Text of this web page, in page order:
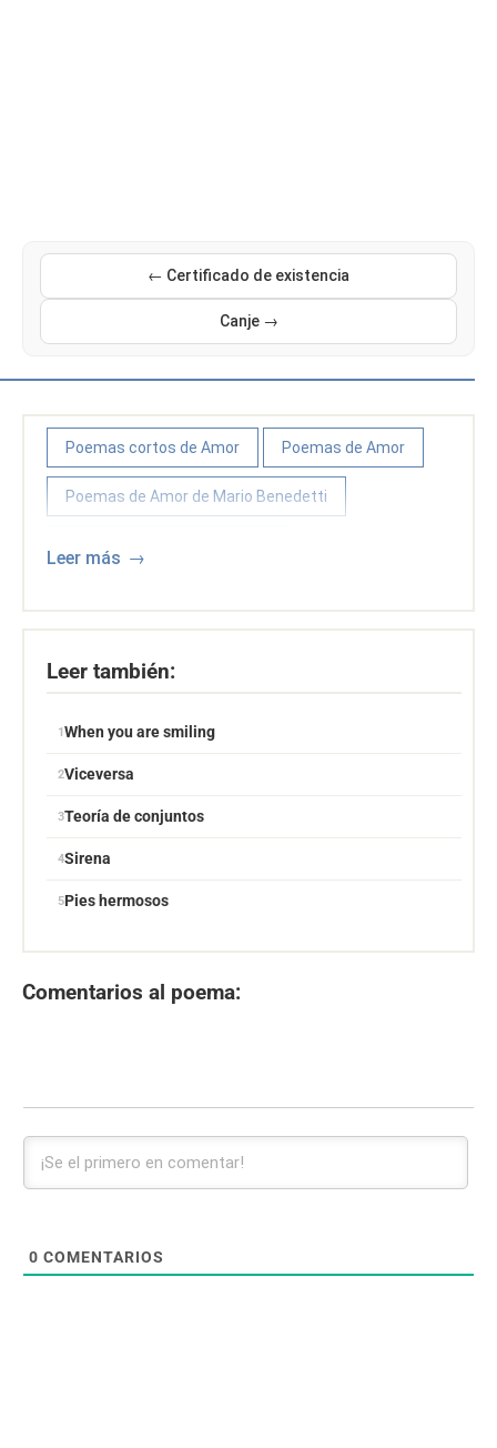
← Certificado de existencia
Canje →
Poemas cortos de Amor Poemas de Amor
Poemas de Amor de Mario Benedetti
Leer más
Leer también:
When you are smiling
Viceversa
Teoría de conjuntos
Sirena
Pies hermosos
Comentarios al poema:
0 COMENTARIOS